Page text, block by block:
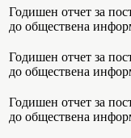
Годишен отчет за
до обществена
Годишен отчет за
до обществена
Годишен отчет за
до обществена